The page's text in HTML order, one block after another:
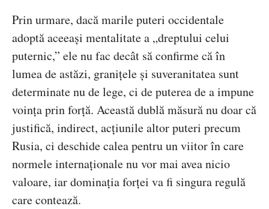
Prin urmare, dacă marile puteri occidentale
adoptă aceeași mentalitate a „dreptului celui
puternic,” ele nu fac decât să confirme că în
lumea de astăzi, granițele și suveranitatea sunt
determinate nu de lege, ci de puterea de a impune
voința prin forță. Această dublă măsură nu doar că
justifică, indirect, acțiunile altor puteri precum
Rusia, ci deschide calea pentru un viitor în care
normele internaționale nu vor mai avea nicio
valoare, iar dominația forței va fi singura regulă
care contează.